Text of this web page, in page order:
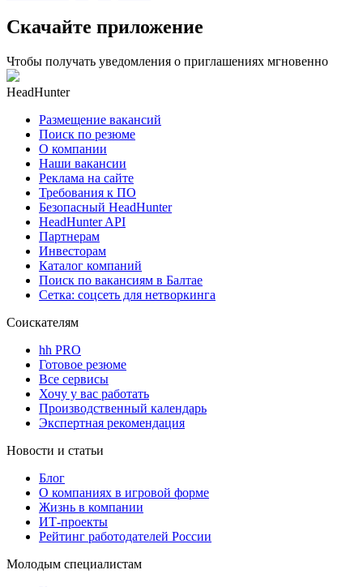
Скачайте приложение
Чтобы получать уведомления о приглашениях мгновенно
HeadHunter
Размещение вакансий
Поиск по резюме
О компании
Наши вакансии
Реклама на сайте
Требования к ПО
Безопасный HeadHunter
HeadHunter API
Партнерам
Инвесторам
Каталог компаний
Поиск по вакансиям в Балтае
Сетка: соцсеть для нетворкинга
Соискателям
hh PRO
Готовое резюме
Все сервисы
Хочу у вас работать
Производственный календарь
Экспертная рекомендация
Новости и статьи
Блог
О компаниях в игровой форме
Жизнь в компании
ИТ-проекты
Рейтинг работодателей России
Молодым специалистам